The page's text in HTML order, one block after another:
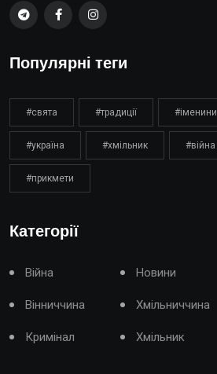
Популярні теги
#свята #традиції #іменини
#україна #хмільник #війна
#прикмети
Категорії
Війна Новини
Вінниччина Хмільниччина
Кримінал Хмільник